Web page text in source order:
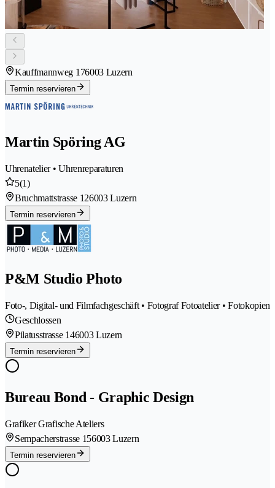
Kauffmannweg 176003 Luzern
Termin reservieren
Martin Spöring AG
Uhrenatelier • Uhrenreparaturen
5(1)
Bruchmattstrasse 126003 Luzern
Termin reservieren
P&M Studio Photo
Foto-, Digital- und Filmfachgeschäft • Fotograf Fotoatelier • Fotokopien
Geschlossen
Pilatusstrasse 146003 Luzern
Termin reservieren
Bureau Bond - Graphic Design
Grafiker Grafische Ateliers
Sempacherstrasse 156003 Luzern
Termin reservieren